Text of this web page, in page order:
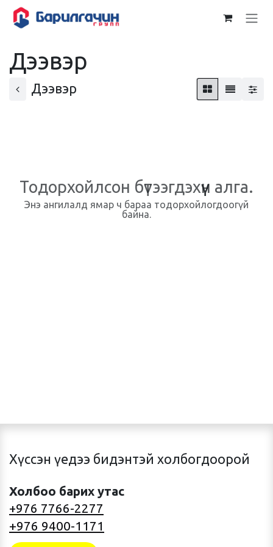
Skip to Content
Дээвэр
Дээвэр
Тодорхойлсон бүтээгдэхүүн алга.
Энэ ангилалд ямар ч бараа тодорхойлогдоогүй
байна.
Хүссэн үедээ бидэнтэй холбогдоорой
Холбоо барих утас
+976 7766-2277
+976 9400-1171